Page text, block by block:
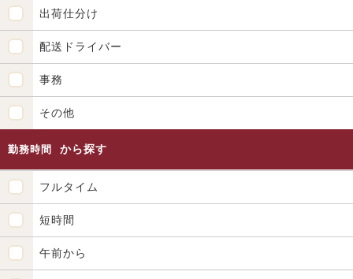
出荷仕分け
配送ドライバー
事務
その他
勤務時間 から探す
フルタイム
短時間
午前から